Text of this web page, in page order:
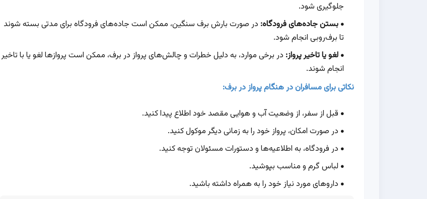
جلوگیری شود.
بستن جاده‌های فرودگاه: در صورت بارش برف سنگین، ممکن است جاده‌های فرودگاه برای مدتی بسته شوند
تا برف‌روبی انجام شود.
لغو یا تاخیر پرواز: در برخی موارد، به دلیل خطرات و چالش‌های پرواز در برف، ممکن است پروازها لغو یا با تاخیر
انجام شوند.
نکاتی برای مسافران در هنگام پرواز در برف:
قبل از سفر، از وضعیت آب و هوایی مقصد خود اطلاع پیدا کنید.
در صورت امکان، پرواز خود را به زمانی دیگر موکول کنید.
در فرودگاه، به اطلاعیه‌ها و دستورات مسئولان توجه کنید.
لباس گرم و مناسب بپوشید.
داروهای مورد نیاز خود را به همراه داشته باشید.